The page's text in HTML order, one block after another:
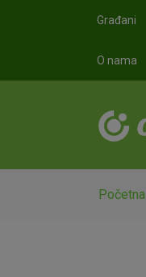
Građani
O nama
Početna